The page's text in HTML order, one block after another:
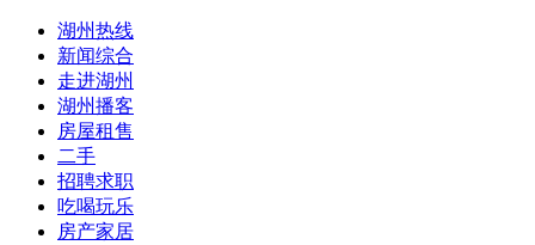
湖州热线
新闻综合
走进湖州
湖州播客
房屋租售
二手
招聘求职
吃喝玩乐
房产家居